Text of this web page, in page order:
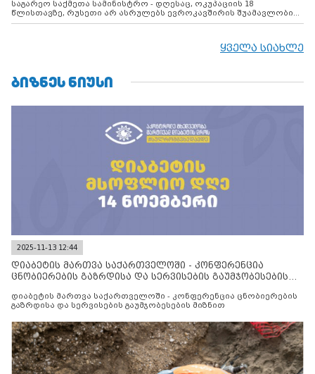
საგარეო საქმეთა სამინისტრო - დღესაც, ოკუპაციის 18
წლისთავზე, რუსეთი არ ასრულებს ევროკავშირის შუამავლობით
დადებულ 2008 წლის 12 აგვისტოს ცეცხლის შეწყვეტის
მილიტარიზაციის პროცესს და აქტიურად დგამს ნაბიჯებს მათი
ყველა სიახლე
ᲑᲘᲖᲜᲔᲡ ᲜᲘᲣᲡᲘ
2025-11-13 12:44
დიაბეტის მართვა საქართველოში - კონფერენცია
ცნობიერების გაზრდისა და სერვისების გაუმჯობესების
დიაბეტის მართვა საქართველოში - კონფერენცია ცნობიერების
გაზრდისა და სერვისების გაუმჯობესების მიზნით